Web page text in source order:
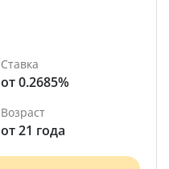
Ставка
от 0.2685%
Возраст
от 21 года